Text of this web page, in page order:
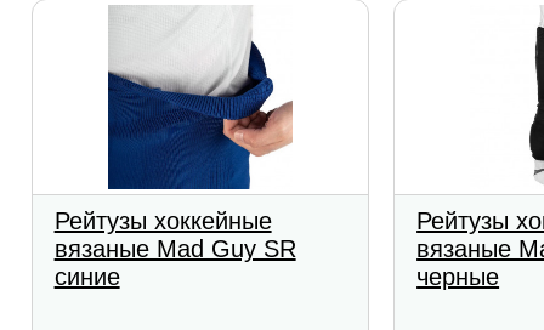
Рейтузы хоккейные
вязаные Mad Guy SR
синие
Рейтузы
вязаные
черные